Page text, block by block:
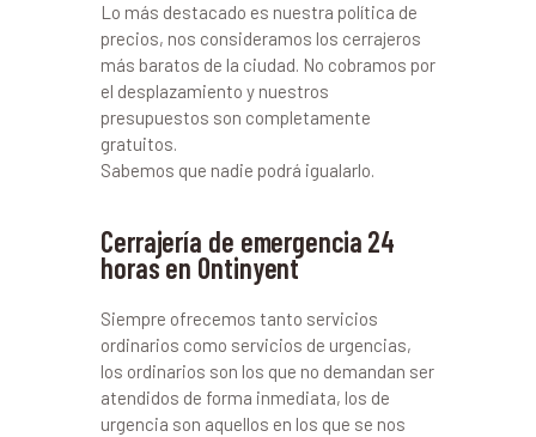
Lo más destacado es nuestra política de
precios, nos consideramos los cerrajeros
más baratos de la ciudad. No cobramos por
el desplazamiento y nuestros
presupuestos son completamente
gratuitos.
Sabemos que nadie podrá igualarlo.
Cerrajería de emergencia 24
horas en Ontinyent
Siempre ofrecemos tanto servicios
ordinarios como servicios de urgencias,
los ordinarios son los que no demandan ser
atendidos de forma inmediata, los de
urgencia son aquellos en los que se nos